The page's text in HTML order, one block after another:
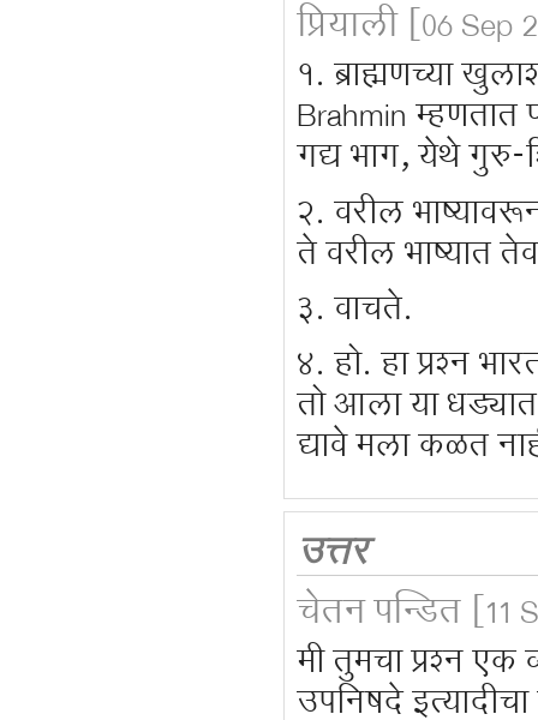
प्रियाली [06 Sep
१. ब्राह्मणच्या
Brahmin
गद्य भाग, येथे गुरु-
२. वरील
ते वरील भाष्यात
३. वाचते.
४. हो. हा प्रश्न
तो आला या धड्यात
द्यावे मला कळत
उत्तर
चेतन पन्डित [11
मी तुमचा प्रश्न एक
उपनिषदे